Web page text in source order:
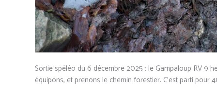
Sortie spéléo du 6 décembre 2025 : le Gampaloup RV 9
équipons, et prenons le chemin forestier. C’est parti